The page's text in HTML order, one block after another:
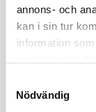
annons- och
kan i sin tur
information
Nödvändig
Chinos
Då